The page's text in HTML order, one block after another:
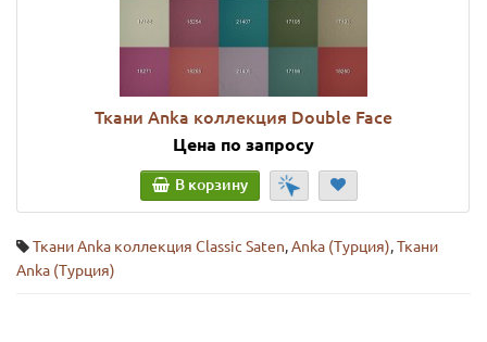
Ткани Anka коллекция Double Face
Цена по запросу
В корзину
Ткани Anka коллекция Classic Saten,Anka (Турция),Ткани
Anka (Турция)